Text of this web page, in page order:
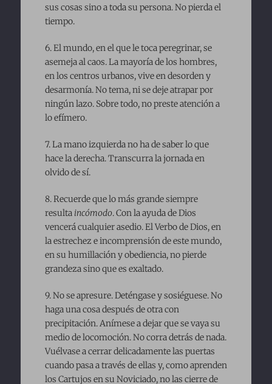
sus cosas sino a toda su persona. No pierda el
tiempo.
6. El mundo, en el que le toca peregrinar, se
asemeja al caos. La mayoría de los hombres,
en los centros urbanos, vive en desorden y
desarmonía. No tema, ni se deje atrapar por
ningún lazo. Sobre todo, no preste atención a
lo efímero.
7. La mano izquierda no ha de saber lo que
hace la derecha. Transcurra la jornada en
olvido de sí.
8. Recuerde que lo más grande siempre
resulta incómodo. Con la ayuda de Dios
vencerá cualquier asedio. El Verbo de Dios, en
la estrechez e incomprensión de este mundo,
en su humillación y obediencia, no pierde
grandeza sino que es exaltado.
9. No se apresure. Deténgase y sosiéguese. No
haga una cosa después de otra con
precipitación. Anímese a dejar que se vaya su
medio de locomoción. No corra detrás de nada.
Vuélvase a cerrar delicadamente las puertas
cuando pasa a través de ellas y, como aprenden
los Cartujos en su Noviciado, no las cierre de